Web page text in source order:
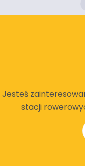
Jesteś
stacji